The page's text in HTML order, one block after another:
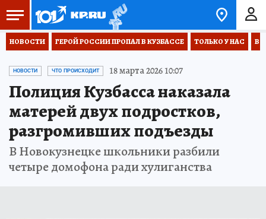
НОВОСТИ ГЕРОЙ РОССИИ ПРОПАЛ В КУЗБАССЕ ТОЛЬКО У НАС
НОВОСТИ ЧТО ПРОИСХОДИТ 18 марта 2026 10:07
Полиция Кузбасса наказала
матерей двух подростков,
разгромивших подъезды
В Новокузнецке школьники разбили
четыре домофона ради хулиганства